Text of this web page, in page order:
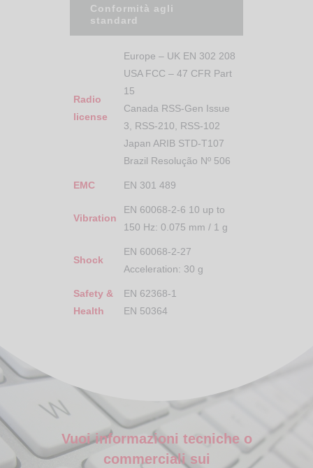
Conformità agli
standard
Radio
license
Europe – UK EN 302 208
USA FCC – 47 CFR Part
15
Canada RSS-Gen Issue
3, RSS-210, RSS-102
Japan ARIB STD-T107
Brazil Resolução Nº 506
EMC EN 301 489
Vibration
EN 60068-2-6 10 up to
150 Hz: 0.075 mm / 1 g
Shock
EN 60068-2-27
Acceleration: 30 g
Safety &
Health
EN 62368-1
EN 50364
Vuoi informazioni tecniche o
commerciali sui